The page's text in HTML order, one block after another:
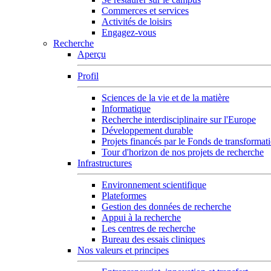
Commerces et services
Activités de loisirs
Engagez-vous
Recherche
Aperçu
Profil
Sciences de la vie et de la matière
Informatique
Recherche interdisciplinaire sur l'Europe
Développement durable
Projets financés par le Fonds de
Tour d'horizon de nos projets de recherche
Infrastructures
Environnement scientifique
Plateformes
Gestion des données de recherche
Appui à la recherche
Les centres de recherche
Bureau des essais cliniques
Nos valeurs et principes